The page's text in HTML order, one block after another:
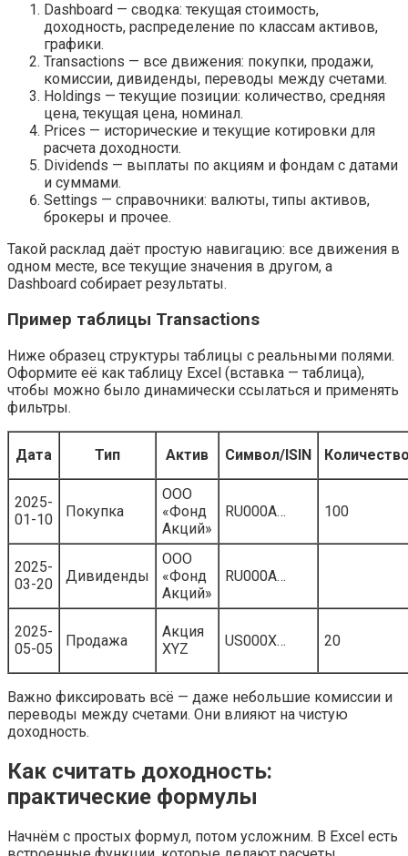
Dashboard — сводка: текущая стоимость,
доходность, распределение по классам активов,
графики.
Transactions — все движения: покупки, продажи,
комиссии, дивиденды, переводы между счетами.
Holdings — текущие позиции: количество, средняя
цена, текущая цена, номинал.
Prices — исторические и текущие котировки для
расчета доходности.
Dividends — выплаты по акциям и фондам с датами
и суммами.
Settings — справочники: валюты, типы активов,
брокеры и прочее.
Такой расклад даёт простую навигацию: все движения в
одном месте, все текущие значения в другом, а
Dashboard собирает результаты.
Пример таблицы Transactions
Ниже образец структуры таблицы с реальными полями.
Оформите её как таблицу Excel (вставка — таблица),
чтобы можно было динамически ссылаться и применять
фильтры.
Дата Тип Актив Символ/ISIN
2025-
01-10
Покупка
ООО
«Фонд
Акций»
RU000A… 100
2025-
03-20
Дивиденды
ООО
«Фонд
Акций»
RU000A…
2025-
05-05
Продажа
Акция
XYZ
US000X… 20
Важно фиксировать всё — даже небольшие комиссии и
переводы между счетами. Они влияют на чистую
доходность.
Как считать доходность:
практические формулы
Начнём с простых формул, потом усложним. В Excel есть